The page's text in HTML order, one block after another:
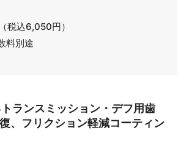
税込6,050円）
料別途
ランスミッション・デフ用歯
、フリクション軽減コーティン